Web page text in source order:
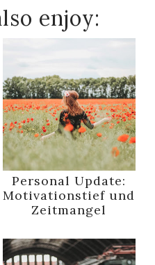
enjoy:
Personal Update:
Motivationstief und
Zeitmangel